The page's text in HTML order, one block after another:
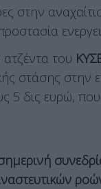
στην
ατζέντα του
στάσης στην
5 δις ευρώ,